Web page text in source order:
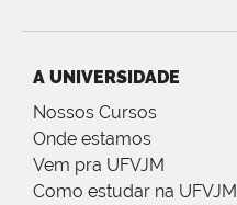
A UNIVERSIDADE
Nossos Cursos
Onde estamos
Vem pra UFVJM
Como estudar na UFVJM